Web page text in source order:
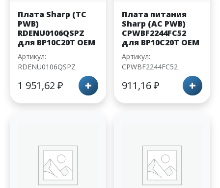
Плата Sharp (TC
PWB)
RDENU0106QSPZ
для BP10C20T OEM
Артикул:
RDENU0106QSPZ
1 951,62 ₽ +
Плата питания
Sharp (AC PWB)
CPWBF2244FC52
для BP10C20T OEM
Артикул:
CPWBF2244FC52
911,16₽ +